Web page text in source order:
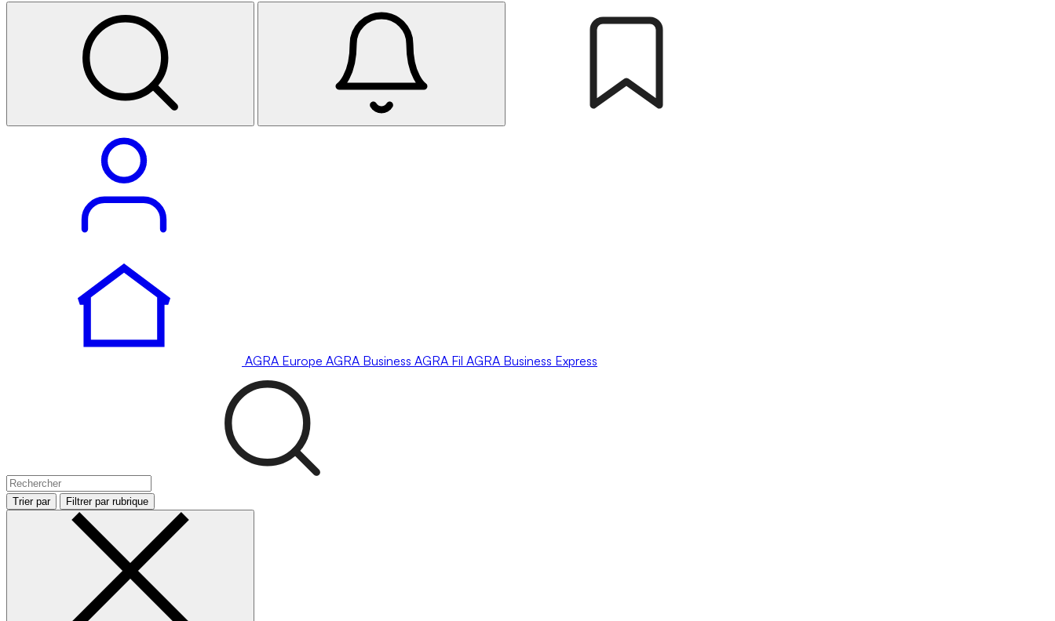
AGRA Europe AGRA Business AGRA Fil AGRA Business Express
Trier par Filtrer par rubrique